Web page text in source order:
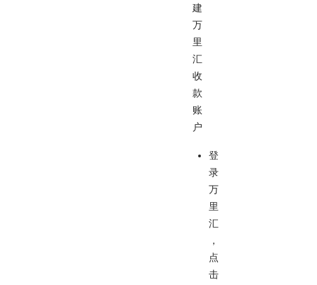
建
万
里
汇
收
款
账
户
登
录
万
里
汇
，
点
击